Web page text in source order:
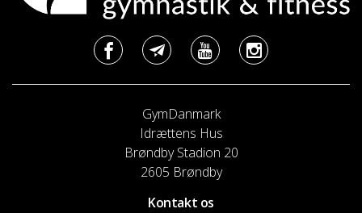
GymDanmark
Idrættens Hus
Brøndby Stadion 20
2605 Brøndby
Kontakt os